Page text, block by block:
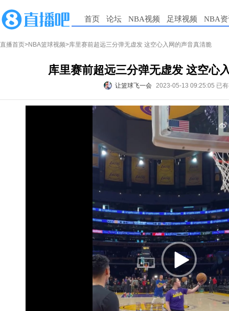
首页 论坛 NBA视频 足球视频 NBA
直播首页>NBA篮球视频>库里赛前超远三分弹无虚发 这空心入网的声音真清脆
库里赛前超远三分弹无虚发 这空心
让篮球飞一会 2023-05-13 09:25:05 已